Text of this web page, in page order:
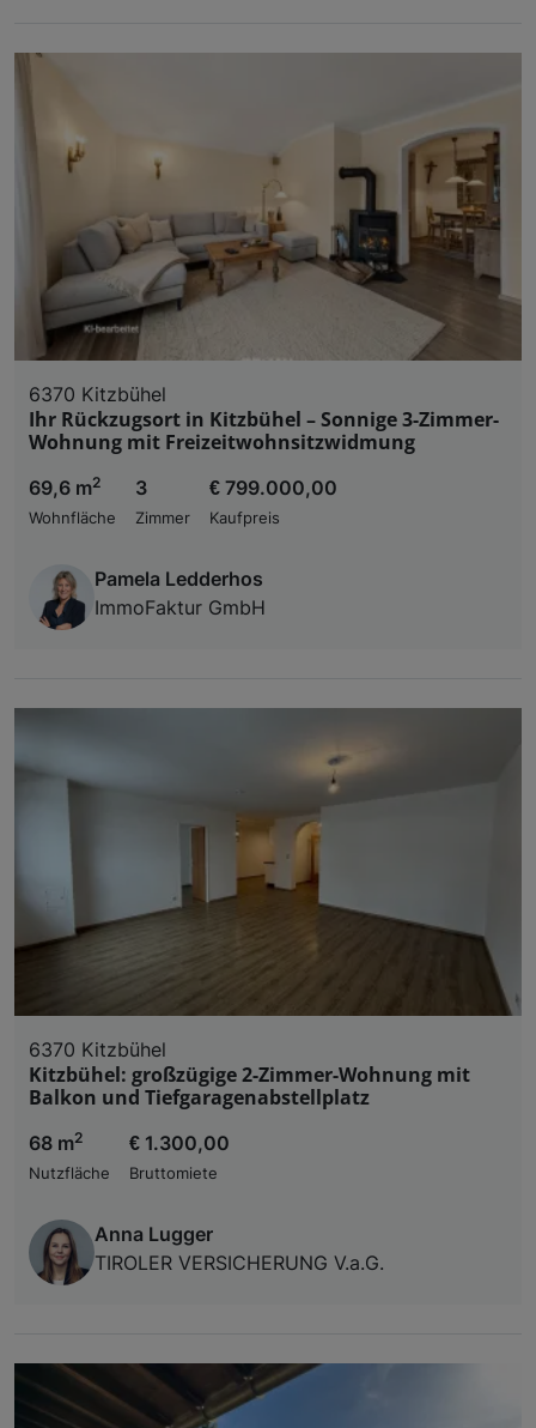
6370 Kitzbühel
Ihr Rückzugsort in Kitzbühel – Sonnige 3-Zimmer-
Wohnung mit Freizeitwohnsitzwidmung
69,6 m2
Wohnfläche
3
Zimmer
€ 799.000,00
Kaufpreis
Pamela Ledderhos
ImmoFaktur GmbH
6370 Kitzbühel
Kitzbühel: großzügige 2-Zimmer-Wohnung mit
Balkon und Tiefgaragenabstellplatz
68 m2
Nutzfläche
€ 1.300,00
Bruttomiete
Anna Lugger
TIROLER VERSICHERUNG V.a.G.